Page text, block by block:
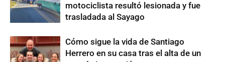
motociclista resultó lesionada y fue
trasladada al Sayago
Cómo sigue la vida de Santiago
Herrero en su casa tras el alta de un